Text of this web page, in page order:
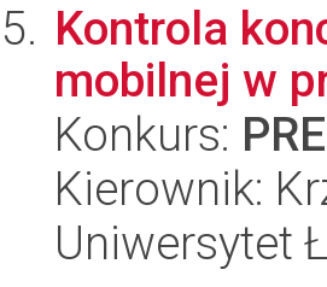
Kontrola
mobilnej w
Konkurs:
Kierownik:
Uniwersytet